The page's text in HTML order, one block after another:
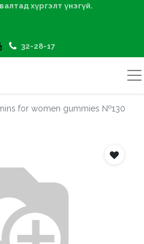
авалтад хүргэлт үнэгүй.
32-28-17
for women gummies №130